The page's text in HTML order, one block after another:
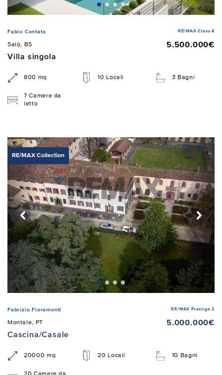
Fabio Contato RE/MAX Class 8
Salò, BS
5.500.000€
Villa singola
800 mq 10 Locali 3 Bagni
7 Camere da
letto
RE/MAX Collection
Fabrizio Fioramonti RE/MAX Prestige 2
Montale, PT
5.000.000€
Cascina/Casale
20000 mq 20 Locali 10 Bagni